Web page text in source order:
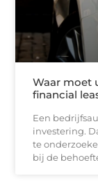
Waar moet
financial
Een
investering.
te
bij de